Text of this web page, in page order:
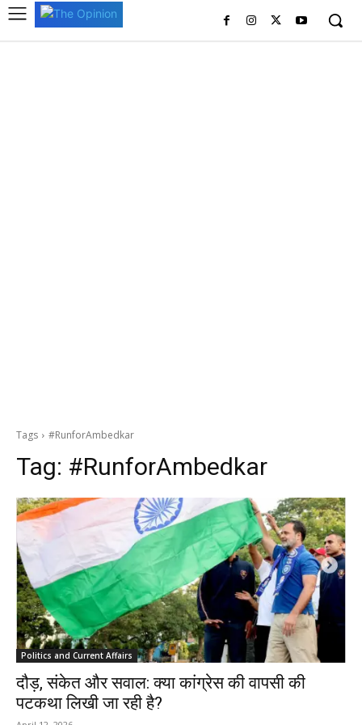
Tags #RunforAmbedkar
Tag: #RunforAmbedkar
Politics and Current Affairs
दौड़, संकेत और सवाल: क्या कांग्रेस की वापसी की
पटकथा लिखी जा रही है?